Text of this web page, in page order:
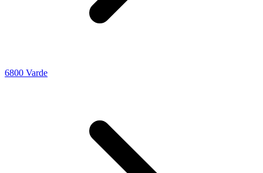
6800 Varde